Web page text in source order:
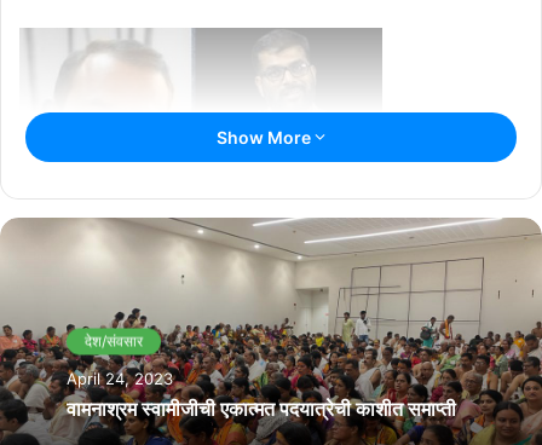
कोच्चींत कोंकणी कवि संगम “पराभव – आषाढ” घडेयलें
August 9, 2026
Show More
देश/संवसार
April 24, 2023
वामनाश्रम स्वामीजीची एकात्मत पदयात्रेची काशीत समाप्ती